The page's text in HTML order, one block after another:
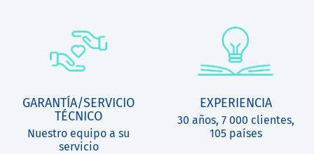
GARANTÍA/SERVICIO
TÉCNICO
Nuestro equipo a su
servicio
EXPERIENCIA
30 años, 7 000 clientes,
105 países